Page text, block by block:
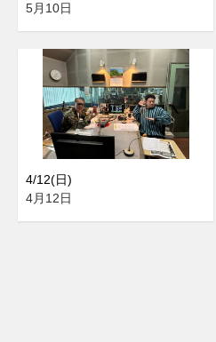
5月10日
4/12(日)
4月12日